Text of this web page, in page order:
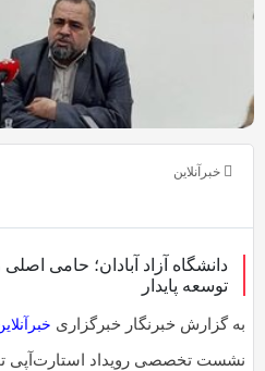
خود
اشتراک
بگذارید.
کپی
لینک
خبرآنلاین
دانشگاه آزاد آبادان؛ حامی
توسعه پایدار
به گزارش خبرنگار خبرگزاری
نشست تخصصی رویداد استارت‌آپی